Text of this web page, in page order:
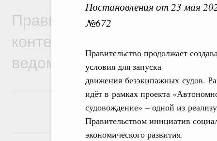
Постановления от 23 мая
№672
Правительство продолжает
условия для запуска
движения безэкипажных судов.
идёт в рамках проекта
судовождение» – одной из
Правительством инициатив
экономического развития.
Правительственная
контексте работы
ведомств
6 августа, четверг